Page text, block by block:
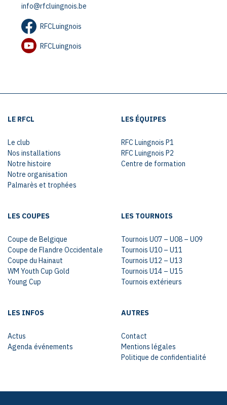
info@rfcluingnois.be
RFCLuingnois
RFCLuingnois
LE RFCL
Le club
Nos installations
Notre histoire
Notre organisation
Palmarès et trophées
LES ÉQUIPES
RFC Luingnois P1
RFC Luingnois P2
Centre de formation
LES COUPES
Coupe de Belgique
Coupe de Flandre Occidentale
Coupe du Hainaut
WM Youth Cup Gold
Young Cup
LES TOURNOIS
Tournois U07 – U08 – U09
Tournois U10 – U11
Tournois U12 – U13
Tournois U14 – U15
Tournois extérieurs
LES INFOS
Actus
Agenda événements
AUTRES
Contact
Mentions légales
Politique de confidentialité